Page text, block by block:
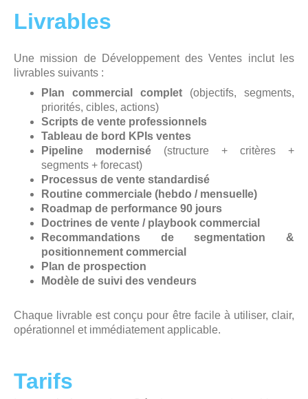
Livrables
Une mission de Développement des Ventes inclut les
livrables suivants :
Plan commercial complet (objectifs, segments,
priorités, cibles, actions)
Scripts de vente professionnels
Tableau de bord KPIs ventes
Pipeline modernisé (structure + critères +
segments + forecast)
Processus de vente standardisé
Routine commerciale (hebdo / mensuelle)
Roadmap de performance 90 jours
Doctrines de vente / playbook commercial
Recommandations de segmentation &
positionnement commercial
Plan de prospection
Modèle de suivi des vendeurs
Chaque livrable est conçu pour être facile à utiliser, clair,
opérationnel et immédiatement applicable.
Tarifs